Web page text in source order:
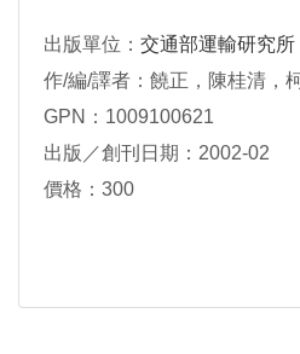
出版單位： 交通部運輸研究所
作/編/譯者：饒正，陳桂清，
GPN：1009100621
出版／創刊日期：2002-02
價格：300